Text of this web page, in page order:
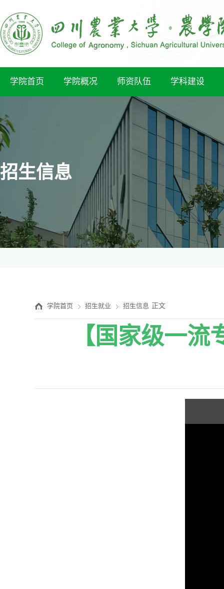
学院首页 学院概况 师资队伍 学科建设
招生信息
学院首页 招生就业 招生信息 正文
【国家级一